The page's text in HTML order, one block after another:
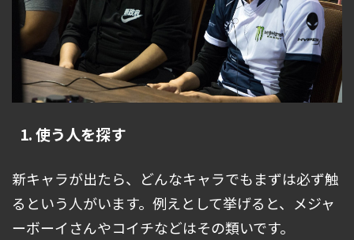
1. 使う人を探す
新キャラが出たら、どんなキャラでもまずは必ず触
るという人がいます。例えとして挙げると、メジャ
ーボーイさんやコイチなどはその類いです。